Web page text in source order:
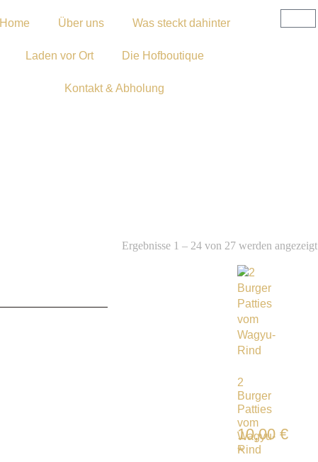
Home Über uns Was steckt dahinter
Laden vor Ort Die Hofboutique
Kontakt & Abholung
Ergebnisse 1 – 24 von 27 werden angezeigt
2
Burger
Patties
vom
Wagyu-
Rind
10,00 €
*